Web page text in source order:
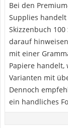
Bei den
Supplies handelt
Skizzenbuch
darauf
mit einer
Papiere handelt,
Varianten mit
Dennoch
ein handliches